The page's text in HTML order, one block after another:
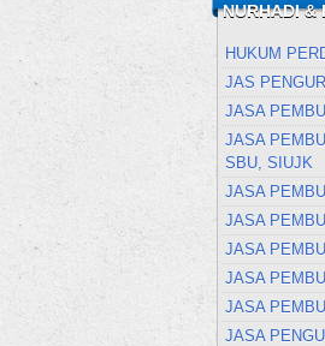
NURHADI &
HUKUM
JAS
JASA
JASA
SBU, SIUJK
JASA
JASA
JASA
JASA
JASA
JASA